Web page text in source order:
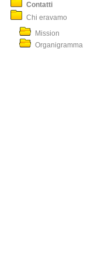
Contatti
Chi eravamo
Mission
Organigramma